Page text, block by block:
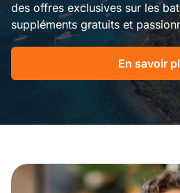
des offres exclusives sur les
suppléments gratuits et
En savoir